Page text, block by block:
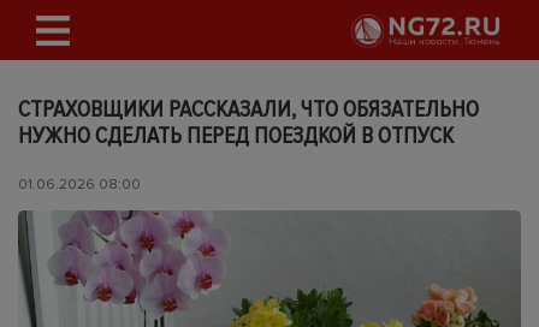
СТРАХОВЩИКИ РАССКАЗАЛИ, ЧТО ОБЯЗАТЕЛЬНО
НУЖНО СДЕЛАТЬ ПЕРЕД ПОЕЗДКОЙ В ОТПУСК
01.06.2026 08:00